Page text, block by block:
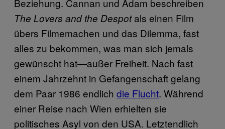
The Lovers and the Despotals einen Film
übers Filmemachen und das Dilemma, fast
alles zu bekommen, was man sich jemals
gewünscht hat—außer Freiheit. Nach fast
einem Jahrzehnt in Gefangenschaft gelang
dem Paar 1986 endlich die Flucht. Während
einer Reise nach Wien erhielten sie
politisches Asyl von den USA. Letztendlich